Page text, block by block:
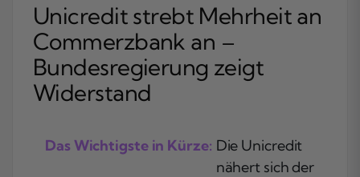
Unicredit strebt Mehrheit an
Commerzbank an –
Bundesregierung zeigt
Widerstand
Das Wichtigste in Kürze: Die Unicredit
nähert sich der